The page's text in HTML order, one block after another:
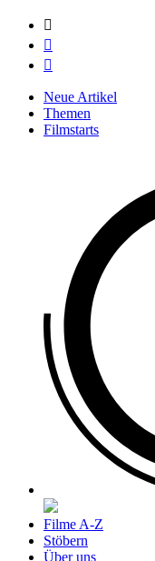



Neue Artikel
Themen
Filmstarts
Filme A-Z
Stöbern
Über uns